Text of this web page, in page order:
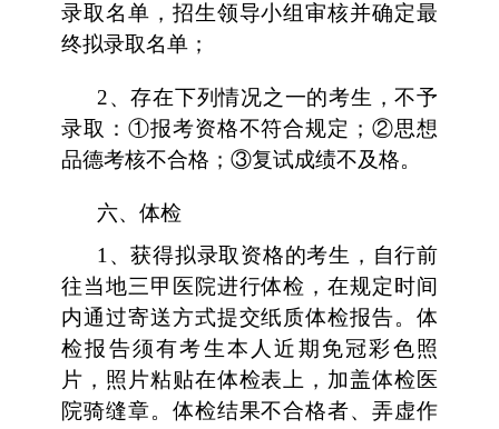
录取名单，招生领导小组审核并确定最
终拟录取名单；
2、存在下列情况之一的考生，不予
录取：①报考资格不符合规定；②思想
品德考核不合格；③复试成绩不及格。
六、 体检
1、获得拟录取资格的考生，自行前
往当地三甲医院进行体检，在规定时间
内通过寄送方式提交纸质体检报告。体
检报告须有考生本人近期免冠彩色照
片，照片粘贴在体检表上，加盖体检医
院骑缝章。体检结果不合格者、弄虚作